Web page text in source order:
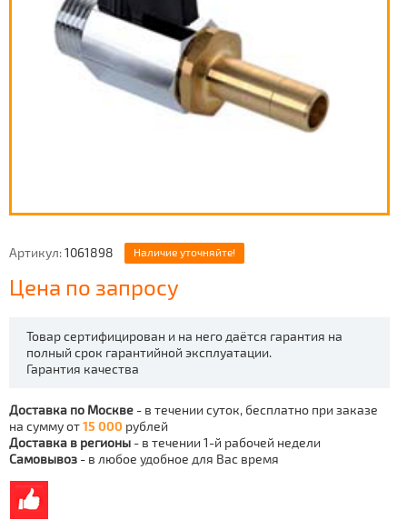
Артикул:1061898 Наличие уточняйте!
Цена по запросу
Товар сертифицирован и на него даётся гарантия на
полный срок гарантийной эксплуатации.
Гарантия качества
Доставка по Москве - в течении суток, бесплатно при заказе
на сумму от15 000 рублей
Доставка в регионы - в течении 1-й рабочей недели
Самовывоз - в любое удобное для Вас время